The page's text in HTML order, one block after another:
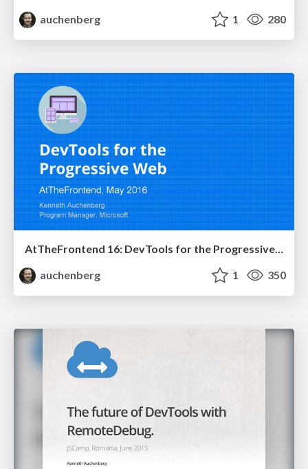
auchenberg
1 280
AtTheFrontend 16: DevTools for the Progressive Web
auchenberg
1 350